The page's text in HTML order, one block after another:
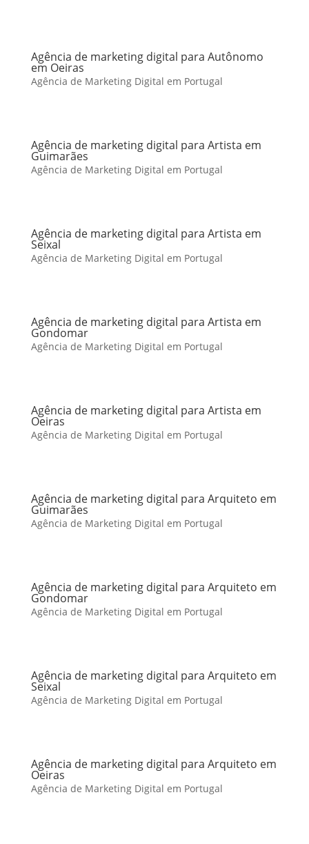
Agência de marketing digital para Autônomo
em Oeiras
Agência de Marketing Digital em Portugal
Agência de marketing digital para Artista em
Guimarães
Agência de Marketing Digital em Portugal
Agência de marketing digital para Artista em
Seixal
Agência de Marketing Digital em Portugal
Agência de marketing digital para Artista em
Gondomar
Agência de Marketing Digital em Portugal
Agência de marketing digital para Artista em
Oeiras
Agência de Marketing Digital em Portugal
Agência de marketing digital para Arquiteto em
Guimarães
Agência de Marketing Digital em Portugal
Agência de marketing digital para Arquiteto em
Gondomar
Agência de Marketing Digital em Portugal
Agência de marketing digital para Arquiteto em
Seixal
Agência de Marketing Digital em Portugal
Agência de marketing digital para Arquiteto em
Oeiras
Agência de Marketing Digital em Portugal